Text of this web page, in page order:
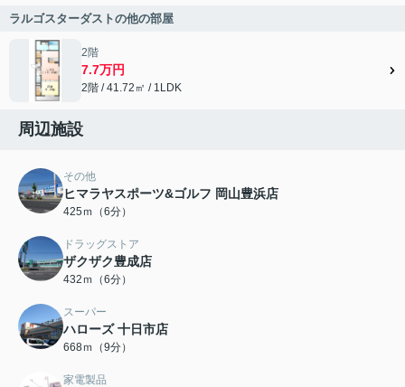
ラルゴスターダストの他の部屋
2階
7.7万円
2階 / 41.72㎡ / 1LDK
周辺施設
その他
ヒマラヤスポーツ&ゴルフ 岡山豊浜店
425ｍ（6分）
ドラッグストア
ザクザク豊成店
432ｍ（6分）
スーパー
ハローズ 十日市店
668ｍ（9分）
家電製品